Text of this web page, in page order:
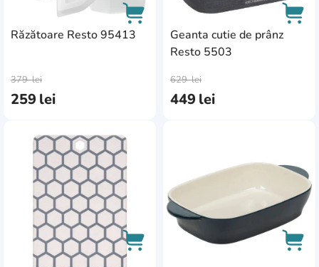
Răzătoare Resto 95413
259 lei
379lei
Geanta cutie de prânz
Resto 5503
449 lei
629lei